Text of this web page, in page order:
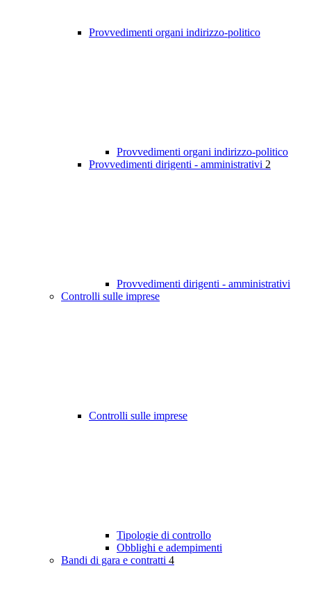
Provvedimenti organi indirizzo-politico
Provvedimenti organi indirizzo-politico
Provvedimenti dirigenti - amministrativi 2
Provvedimenti dirigenti - amministrativi
Controlli sulle imprese
Controlli sulle imprese
Tipologie di controllo
Obblighi e adempimenti
Bandi di gara e contratti 4